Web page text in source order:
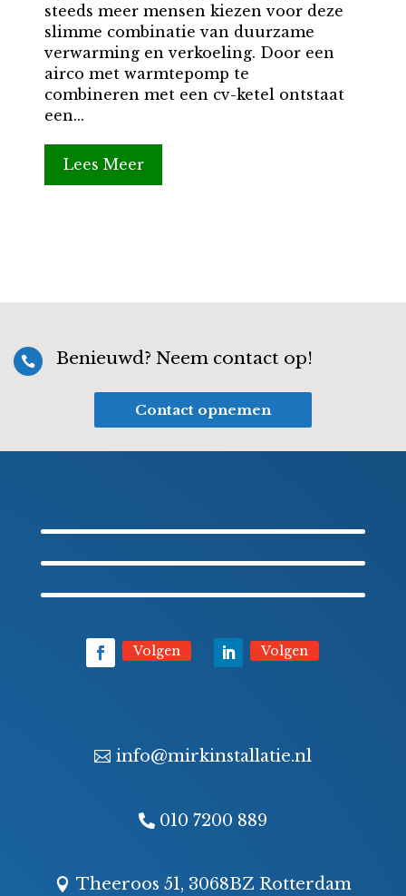
steeds meer mensen kiezen voor deze
slimme combinatie van duurzame
verwarming en verkoeling. Door een
airco met warmtepomp te
combineren met een cv-ketel ontstaat
een...
Lees Meer
 Benieuwd? Neem contact op!
Contact opnemen
Volgen Volgen
info@mirkinstallatie.nl
010 7200 889
Theeroos 51, 3068BZ Rotterdam